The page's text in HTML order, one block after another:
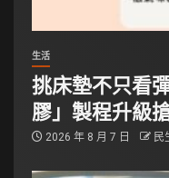
生活
挑床墊不只看
膠」製程升級
2026 年 8 月 7 日 民